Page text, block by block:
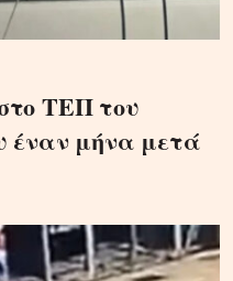
ΤΕΠ του
έναν μήνα μετά